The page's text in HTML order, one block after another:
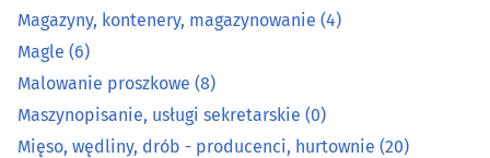
Maszynopisanie, usługi sekretarskie(0)
Mięso, wędliny, drób - producenci, hurtownie
Mleko i produkty mleczne - producenci, hurtownie
Magazyny, kontenery, magazynowanie (4)
Magle (6)
Malowanie proszkowe (8)
Maszynopisanie, usługi sekretarskie (0)
Mięso, wędliny, drób - producenci, hurtownie (20)